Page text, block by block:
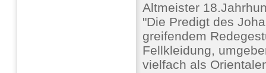
Altmeister
"Die Predigt des
greifendem
Fellkleidung,
vielfach als